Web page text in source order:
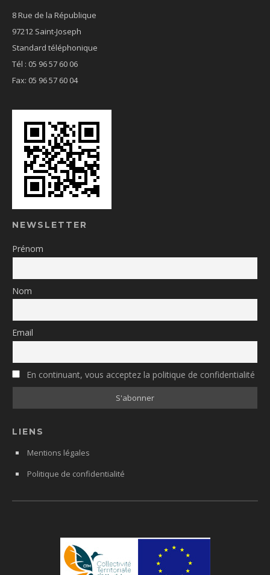
8 Rue de la République
97212 Saint-Joseph
Standard téléphonique
Tél : 05 96 57 60 06
Fax: 05 96 57 60 04
NEWSLETTER
Prénom
Nom
Email
En continuant, vous acceptez la politique de confidentialité
LIENS
Mentions légales
Politique de confidentialité